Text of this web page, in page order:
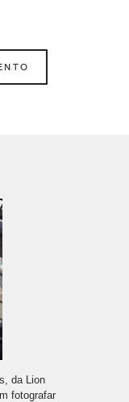
da Lion
fotografar